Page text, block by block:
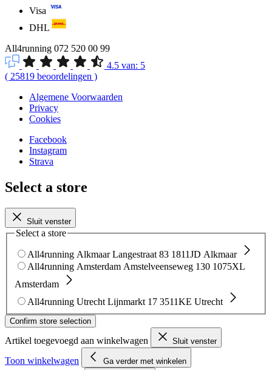
Visa
DHL
All4running 072 520 00 99
4.5 van: 5
( 25819 beoordelingen )
Algemene Voorwaarden
Privacy
Cookies
Facebook
Instagram
Strava
Select a store
Sluit venster
Select a store
All4running Alkmaar Langestraat 83 1811JD Alkmaar
All4running Amsterdam Amstelveenseweg 130 1075XL
Amsterdam
All4running Utrecht Lijnmarkt 17 3511KE Utrecht
Confirm store selection
Artikel toegevoegd aan winkelwagen Sluit venster
Toon winkelwagen Ga verder met winkelen